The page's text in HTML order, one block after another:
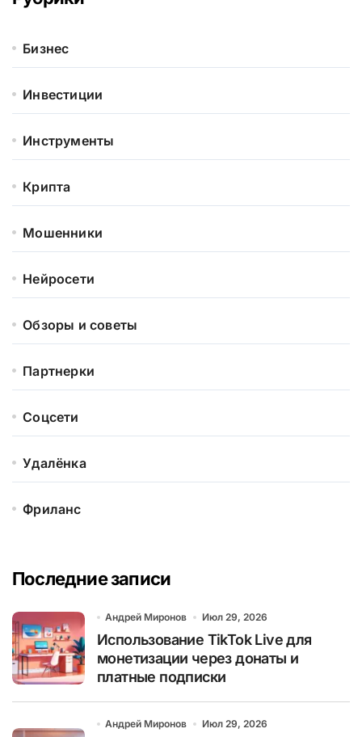
Бизнес
Инвестиции
Инструменты
Крипта
Мошенники
Нейросети
Обзоры и советы
Партнерки
Соцсети
Удалёнка
Фриланс
Последние записи
Андрей Миронов Июл 29, 2026
Использование TikTok Live для
монетизации через донаты и
платные подписки
Андрей Миронов Июл 29, 2026